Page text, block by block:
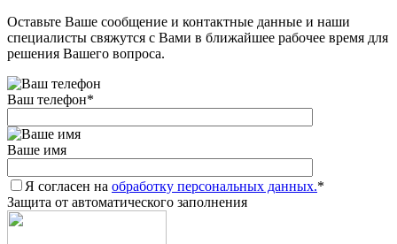
Оставьте Ваше сообщение и контактные данные и наши
специалисты свяжутся с Вами в ближайшее рабочее время для
решения Вашего вопроса.
Ваш телефон*
Ваше имя
Я согласен на обработку персональных данных.*
Защита от автоматического заполнения